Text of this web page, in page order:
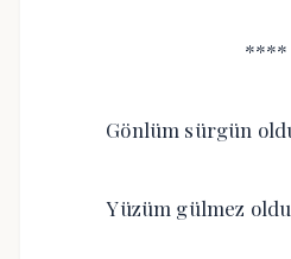
****
Gönlüm sürgün
Yüzüm gülmez